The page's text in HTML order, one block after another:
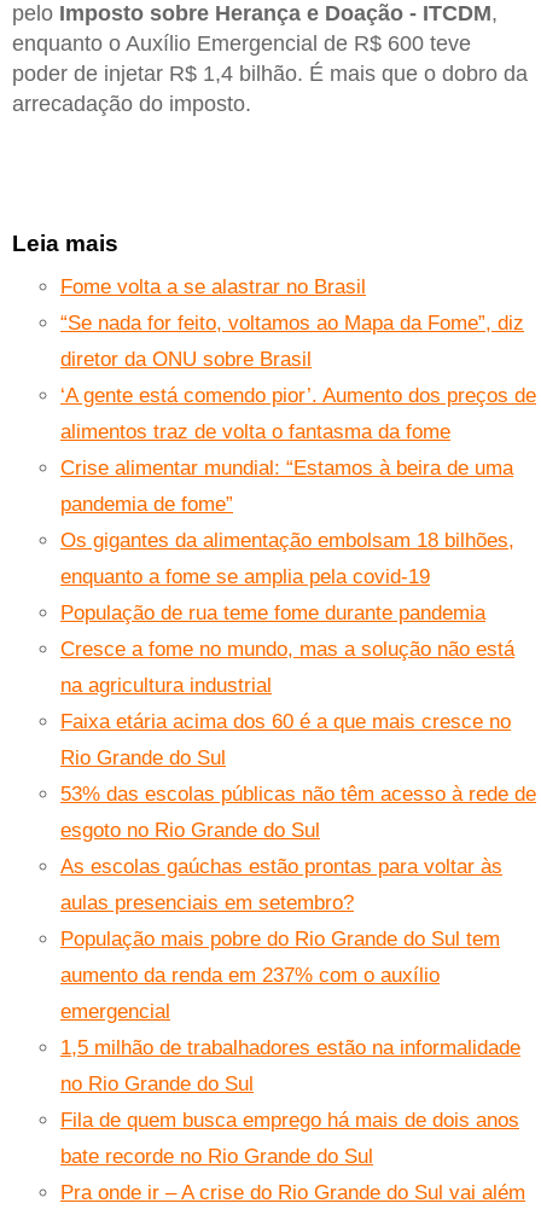
pelo Imposto sobre Herança e Doação - ITCDM,
enquanto o Auxílio Emergencial de R$ 600 teve
poder de injetar R$ 1,4 bilhão. É mais que o dobro da
arrecadação do imposto.
Leia mais
Fome volta a se alastrar no Brasil
“Se nada for feito, voltamos ao Mapa da Fome”, diz
diretor da ONU sobre Brasil
‘A gente está comendo pior’. Aumento dos preços de
alimentos traz de volta o fantasma da fome
Crise alimentar mundial: “Estamos à beira de uma
pandemia de fome”
Os gigantes da alimentação embolsam 18 bilhões,
enquanto a fome se amplia pela covid-19
População de rua teme fome durante pandemia
Cresce a fome no mundo, mas a solução não está
na agricultura industrial
Faixa etária acima dos 60 é a que mais cresce no
Rio Grande do Sul
53% das escolas públicas não têm acesso à rede de
esgoto no Rio Grande do Sul
As escolas gaúchas estão prontas para voltar às
aulas presenciais em setembro?
População mais pobre do Rio Grande do Sul tem
aumento da renda em 237% com o auxílio
emergencial
1,5 milhão de trabalhadores estão na informalidade
no Rio Grande do Sul
Fila de quem busca emprego há mais de dois anos
bate recorde no Rio Grande do Sul
Pra onde ir – A crise do Rio Grande do Sul vai além